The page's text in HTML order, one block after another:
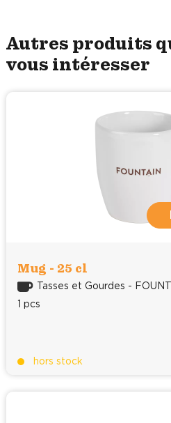
Autres produits
vous intéresser
Mug - 25 cl
Tasses et Gourdes -
1 pcs
hors stock